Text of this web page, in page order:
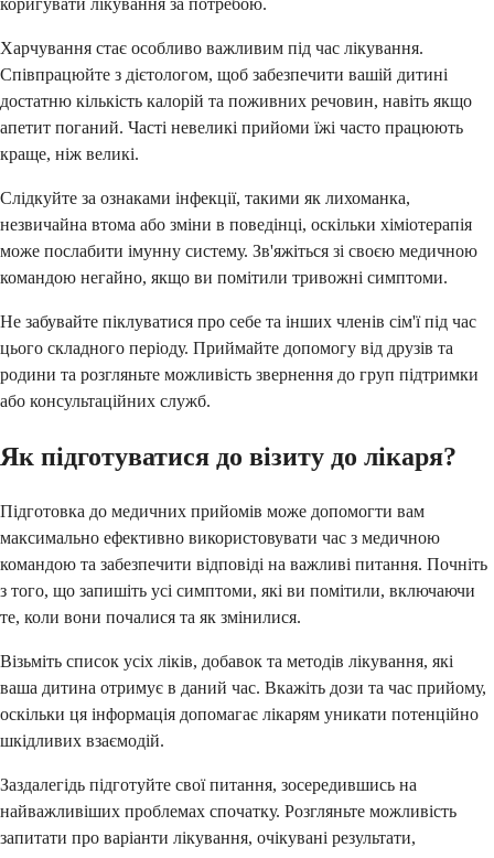
коригувати лікування за потребою.
Харчування стає особливо важливим під час лікування.
Співпрацюйте з дієтологом, щоб забезпечити вашій дитині
достатню кількість калорій та поживних речовин, навіть якщо
апетит поганий. Часті невеликі прийоми їжі часто працюють
краще, ніж великі.
Слідкуйте за ознаками інфекції, такими як лихоманка,
незвичайна втома або зміни в поведінці, оскільки хіміотерапія
може послабити імунну систему. Зв'яжіться зі своєю медичною
командою негайно, якщо ви помітили тривожні симптоми.
Не забувайте піклуватися про себе та інших членів сім'ї під час
цього складного періоду. Приймайте допомогу від друзів та
родини та розгляньте можливість звернення до груп підтримки
або консультаційних служб.
Як підготуватися до візиту до лікаря?
Підготовка до медичних прийомів може допомогти вам
максимально ефективно використовувати час з медичною
командою та забезпечити відповіді на важливі питання. Почніть
з того, що запишіть усі симптоми, які ви помітили, включаючи
те, коли вони почалися та як змінилися.
Візьміть список усіх ліків, добавок та методів лікування, які
ваша дитина отримує в даний час. Вкажіть дози та час прийому,
оскільки ця інформація допомагає лікарям уникати потенційно
шкідливих взаємодій.
Заздалегідь підготуйте свої питання, зосередившись на
найважливіших проблемах спочатку. Розгляньте можливість
запитати про варіанти лікування, очікувані результати,